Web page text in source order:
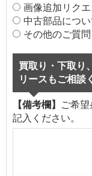
画像追加リクエ
中古部品につい
その他のご質問
買取り・下取り
リースもご相談
【備考欄】
ご希
記入ください。